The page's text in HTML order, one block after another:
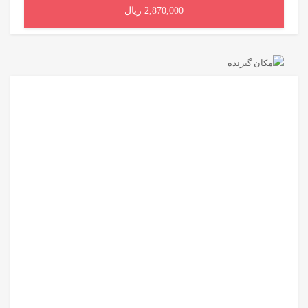
2,870,000 ریال
افزودن به سبد خرید